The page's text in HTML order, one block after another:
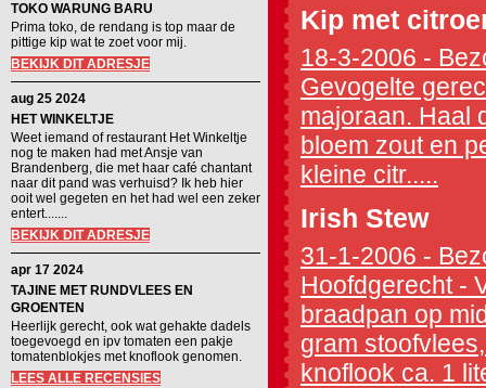
TOKO WARUNG BARU
Prima toko, de rendang is top maar de
pittige kip wat te zoet voor mij.
BEKIJK DIT ADRESJE
aug 25 2024
HET WINKELTJE
Weet iemand of restaurant Het Winkeltje
nog te maken had met Ansje van
Brandenberg, die met haar café chantant
naar dit pand was verhuisd? Ik heb hier
ooit wel gegeten en het had wel een zeker
entert.......
BEKIJK DIT ADRESJE
apr 17 2024
TAJINE MET RUNDVLEES EN
GROENTEN
Heerlijk gerecht, ook wat gehakte dadels
toegevoegd en ipv tomaten een pakje
tomatenblokjes met knoflook genomen.
LEES ALLE RECENSIES
Kip met
18-3-2006 -
Gevogelte
majoraan. Haal
bloem zout en
kleine citr.....
Irish Stew
31-1-2006 -
Hoofdgerecht -
braadpan op
gram
knoflook ca. 1